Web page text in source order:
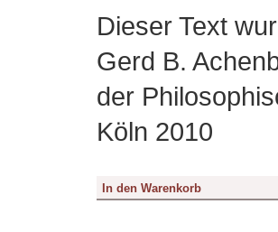
Dieser Text
Gerd B.
der
Köln 2010